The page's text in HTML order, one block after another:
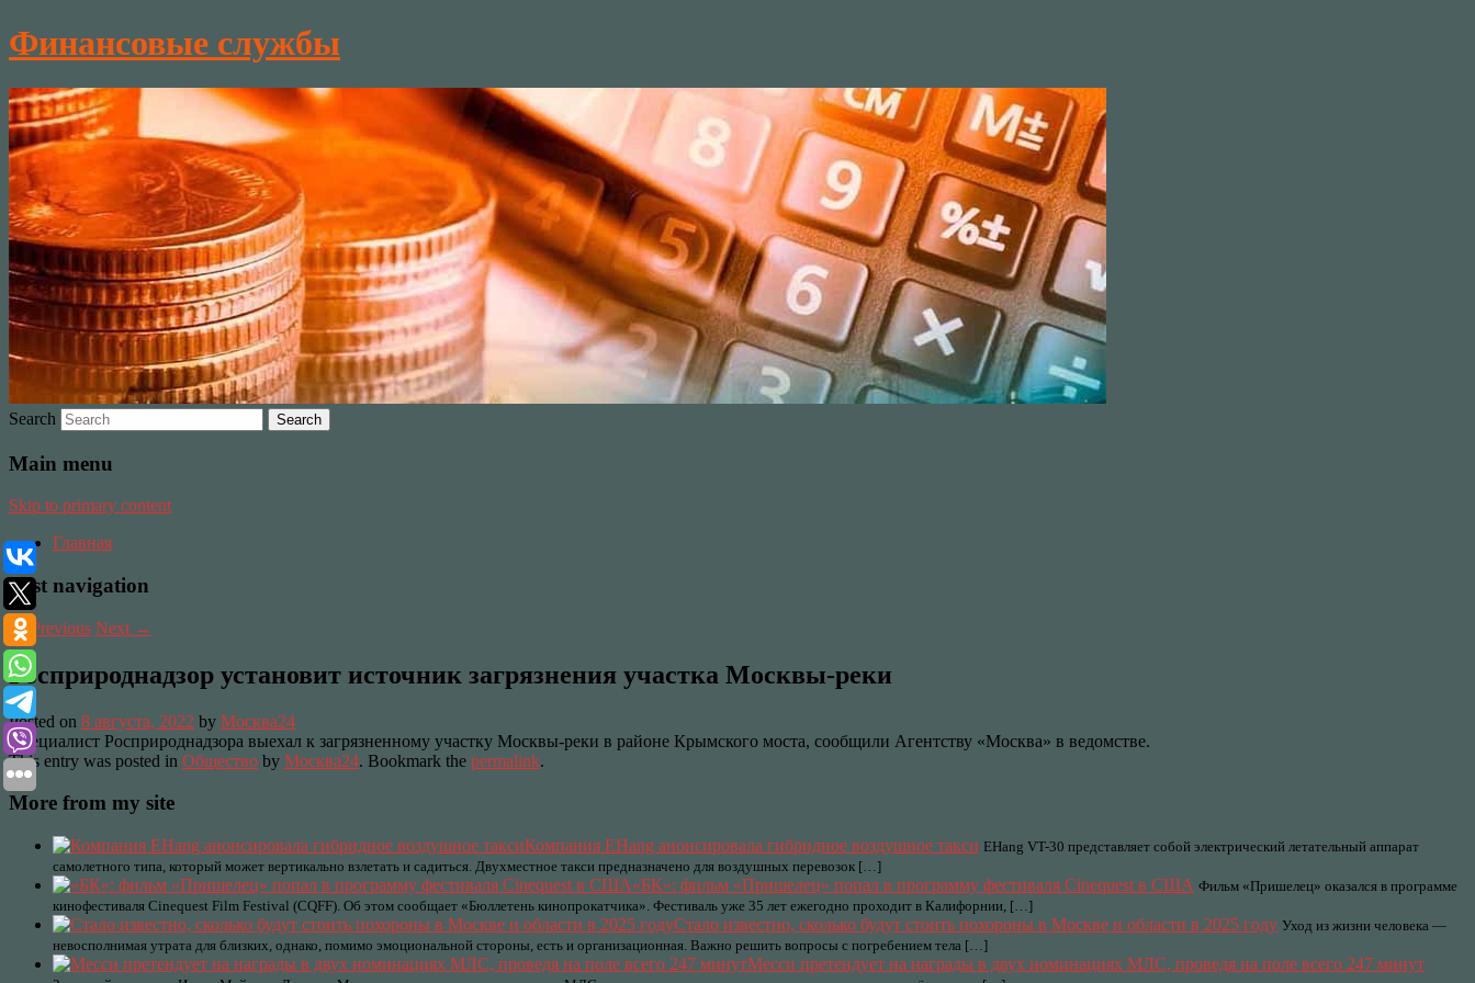
Финансовые службы
Search
Main menu
Skip to primary content
Главная
Post navigation
←Previous Next →
Росприроднадзор установит источник загрязнения участка Москвы-реки
Posted on 8 августа, 2022 by Москва24
Специалист Росприроднадзора выехал к загрязненному участку Москвы-реки в районе Крымского моста, сообщили Агентству «Москва» в ведомстве.
This entry was posted in Общество by Москва24. Bookmark the permalink.
More from my site
Компания EHang анонсировала гибридное воздушное такси EHang VT-30 представляет собой электрический летательный аппарат
самолетного типа, который может вертикально взлетать и садиться. Двухместное такси предназначено для воздушных перевозок […]
«БК»: фильм «Пришелец» попал в программу фестиваля Cinequest в США Фильм «Пришелец» оказался в программе
кинофестиваля Cinequest Film Festival (CQFF). Об этом сообщает «Бюллетень кинопрокатчика». Фестиваль уже 35 лет ежегодно проходит в Калифорнии, […]
Стало известно, сколько будут стоить похороны в Москве и области в 2025 году Уход из жизни человека —
невосполнимая утрата для близких, однако, помимо эмоциональной стороны, есть и организационная. Важно решить вопросы с погребением тела […]
Месси претендует на награды в двух номинациях МЛС, проведя на поле всего 247 минут